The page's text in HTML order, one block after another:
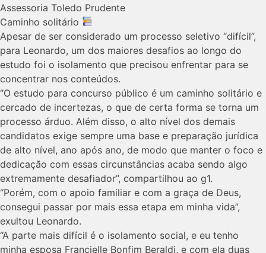
Assessoria Toledo Prudente
Caminho solitário
Apesar de ser considerado um processo seletivo “difícil”,
para Leonardo, um dos maiores desafios ao longo do
estudo foi o isolamento que precisou enfrentar para se
concentrar nos conteúdos.
“O estudo para concurso público é um caminho solitário e
cercado de incertezas, o que de certa forma se torna um
processo árduo. Além disso, o alto nível dos demais
candidatos exige sempre uma base e preparação jurídica
de alto nível, ano após ano, de modo que manter o foco e
dedicação com essas circunstâncias acaba sendo algo
extremamente desafiador”, compartilhou ao g1.
“Porém, com o apoio familiar e com a graça de Deus,
consegui passar por mais essa etapa em minha vida”,
exultou Leonardo.
“A parte mais difícil é o isolamento social, e eu tenho
minha esposa Francielle Bonfim Beraldi, e com ela duas